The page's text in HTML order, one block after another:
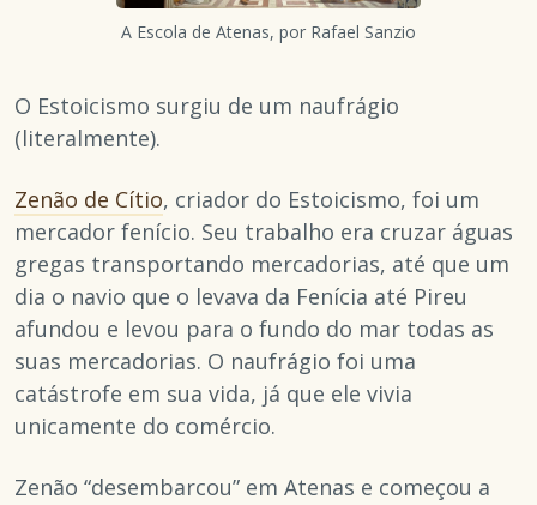
A Escola de Atenas, por Rafael Sanzio
O Estoicismo surgiu de um naufrágio
(literalmente).
Zenão de Cítio, criador do Estoicismo, foi um
mercador fenício. Seu trabalho era cruzar águas
gregas transportando mercadorias, até que um
dia o navio que o levava da Fenícia até Pireu
afundou e levou para o fundo do mar todas as
suas mercadorias. O naufrágio foi uma
catástrofe em sua vida, já que ele vivia
unicamente do comércio.
Zenão “desembarcou” em Atenas e começou a